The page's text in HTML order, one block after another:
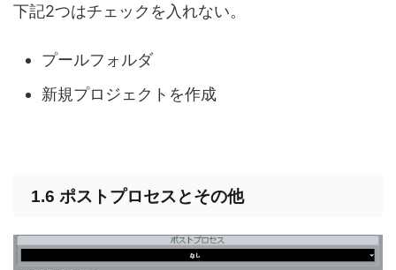
下記2つはチェックを入れない。
プールフォルダ
新規プロジェクトを作成
1.6 ポストプロセスとその他